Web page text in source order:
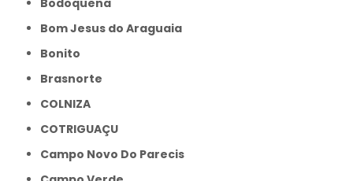
Bom Jesus do Araguaia
Bonito
Brasnorte
COLNIZA
COTRIGUAÇU
Campo Novo Do Parecis